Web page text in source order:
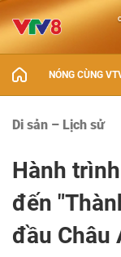
NÓNG CÙNG
Di sản – Lịch sử
Hành
đến
đầu Châu